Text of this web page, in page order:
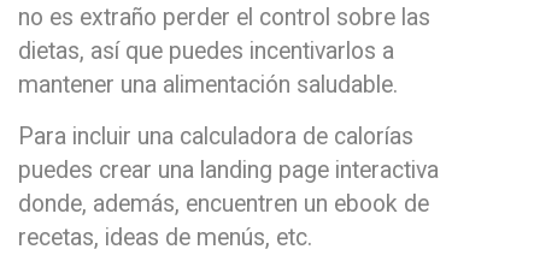
no es extraño perder el control sobre las
dietas, así que puedes incentivarlos a
mantener una alimentación saludable.
Para incluir una calculadora de calorías
puedes crear una landing page interactiva
donde, además, encuentren un ebook de
recetas, ideas de menús, etc.